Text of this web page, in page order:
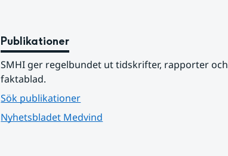
Publikationer
SMHI ger regelbundet ut tidskrifter, rapporter och
faktablad.
Sök publikationer
Nyhetsbladet Medvind